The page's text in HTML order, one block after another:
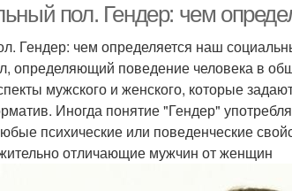
пол. Гендер: чем
Гендер: чем определяется наш
определяющий поведение человека в
мужского и женского, которые
Иногда понятие "Гендер"
психические или поведенческие
отличающие мужчин от женщин